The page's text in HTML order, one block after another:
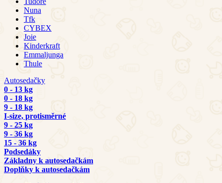
Nuna
Tfk
CYBEX
Joie
Kinderkraft
Emmaljunga
Thule
Autosedačky
0 - 13 kg
0 - 18 kg
9 - 18 kg
I-size, protisměrné
9 - 25 kg
9 - 36 kg
15 - 36 kg
Podsedáky
Základny k autosedačkám
Doplňky k autosedačkám